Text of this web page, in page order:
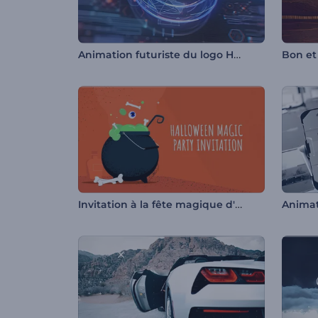
Animation futuriste du logo HUD Bon
Invitation à la fête magique d'Halloween